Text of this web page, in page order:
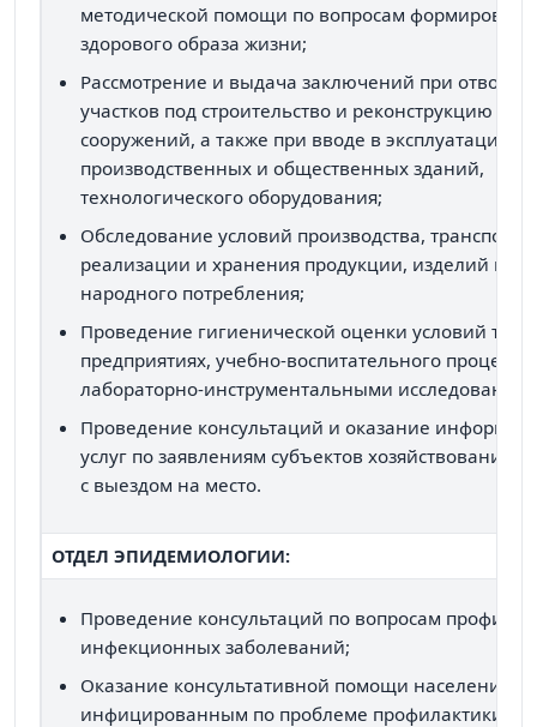
методической помощи по вопросам
здорового образа жизни;
Рассмотрение и выдача заключений при отводе
участков под строительство и реконструкцию
сооружений, а также при вводе в эксплуатацию
производственных и общественных зданий,
технологического оборудования;
Обследование условий производства,
реализации и хранения продукции, изделий и
народного потребления;
Проведение гигиенической оценки условий
предприятиях, учебно-воспитательного процесса
лабораторно-инструментальными
Проведение консультаций и оказание
услуг по заявлениям субъектов хозяйствования,
с выездом на место.
ОТДЕЛ ЭПИДЕМИОЛОГИИ:
Проведение консультаций по вопросам
инфекционных заболеваний;
Оказание консультативной помощи населению
инфицированным по проблеме профилактики